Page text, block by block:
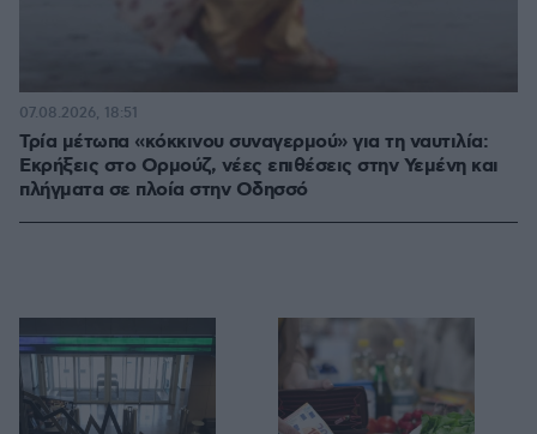
Τρία μέτωπα «κόκκινου συναγερμού» για τη ναυτιλία:
Εκρήξεις στο Ορμούζ, νέες επιθέσεις στην Υεμένη και
πλήγματα σε πλοία στην Οδησσό
07.08.2026, 18:51